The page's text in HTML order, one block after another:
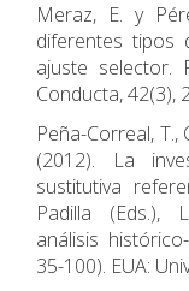
Meraz, E. y
diferentes tipos
ajuste selector.
Conducta, 42(3),
Peña-Correal, T.,
(2012). La
sustitutiva
Padilla (Eds.),
análisis
35-100). EUA: